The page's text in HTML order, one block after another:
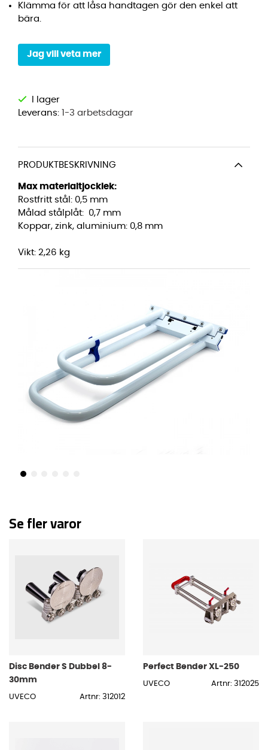
Klämma för att låsa handtagen gör den enkel att
bära.
Jag vill veta mer
Leverans: 1-3 arbetsdagar
PRODUKTBESKRIVNING
Max materialtjocklek:
Rostfritt stål: 0,5 mm
Målad stålplåt: 0,7 mm
Koppar, zink, aluminium: 0,8 mm
Vikt: 2,26 kg
Se fler varor
Disc Bender S Dubbel 8-
30mm
UVECO Artnr: 312012
Perfect Bender XL-250
UVECO Artnr: 312025